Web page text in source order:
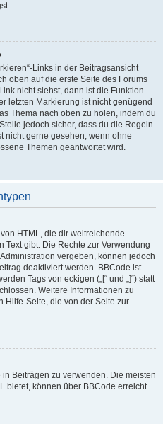
Links in der Beitragsansicht
oben auf die erste Seite des Forums
nicht siehst, dann ist die Funktion
letzten Markierung ist nicht genügend
Thema nach oben zu holen, indem du
jedoch sicher, dass du die Regeln
nicht gerne gesehen, wenn ohne
Themen geantwortet wird.
HTML, die dir weitreichende
Text gibt. Die Rechte zur Verwendung
vergeben, können jedoch
deaktiviert werden. BBCode ist
Tags von eckigen („[“ und „]“) statt
Weitere Informationen zu
Hilfe-Seite, die von der Seite zur
Beiträgen zu verwenden. Die meisten
bietet, können über BBCode erreicht